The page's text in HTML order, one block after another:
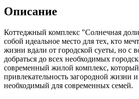
Описание
Коттеджный комплекс "Солнечная
собой идеальное место для тех, кто
жизни вдали от городской суеты, но с
добраться до всех необходимых
современный жилой комплекс, который
привлекательность загородной жизни
необходимый для современных семей.